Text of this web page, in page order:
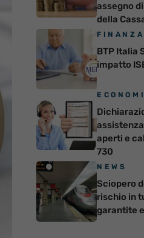
assegno
della
FINANZA
BTP Italia
impatto
aperti e
730
NEWS
Sciopero
rischio in
garantite